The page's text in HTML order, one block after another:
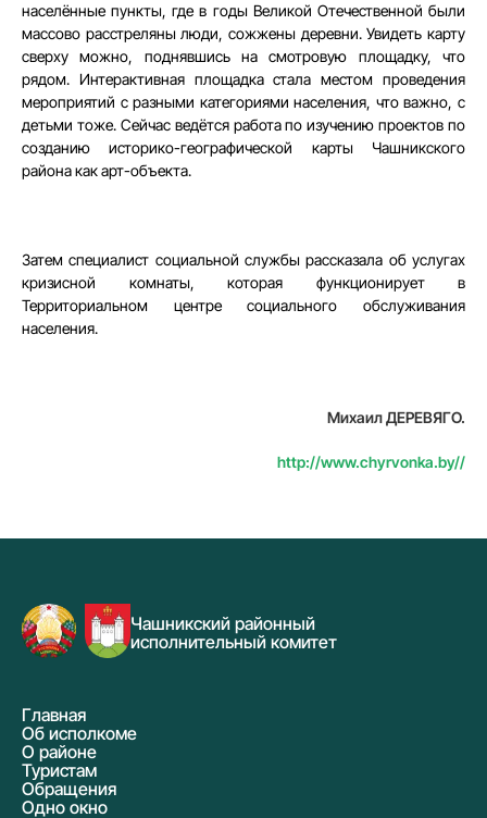
населённые пункты, где в годы Великой Отечественной были
массово расстреляны люди, сожжены деревни. Увидеть карту
сверху можно, поднявшись на смотровую площадку, что
рядом. Интерактивная площадка стала местом проведения
мероприятий с разными категориями населения, что важно, с
детьми тоже. Сейчас ведётся работа по изучению проектов по
созданию историко-географической карты Чашникского
района как арт-объекта.
Затем специалист социальной службы рассказала об услугах
кризисной комнаты, которая функционирует в
Территориальном центре социального обслуживания
населения.
Михаил ДЕРЕВЯГО.
http://www.chyrvonka.by//
Чашникский районный
исполнительный комитет
Главная
Об исполкоме
О районе
Туристам
Обращения
Одно окно